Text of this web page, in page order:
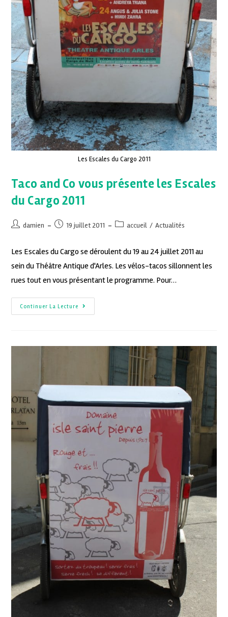
Les Escales du Cargo 2011
Taco and Co vous présente les Escales
du Cargo 2011
damien 19 juillet 2011 accueil / Actualités
Les Escales du Cargo se déroulent du 19 au 24 juillet 2011 au
sein du Théâtre Antique d'Arles. Les vélos-tacos sillonnent les
rues tout en vous présentant le programme. Pour…
Continuer La Lecture